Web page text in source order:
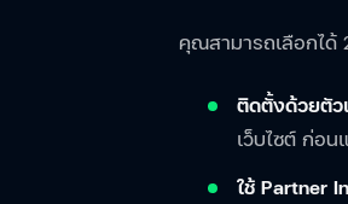
คุณสามารถเลือกได้
ติดตั้งด้วยตัว
เว็บไซต์ ก่อน
ใช้ Partner